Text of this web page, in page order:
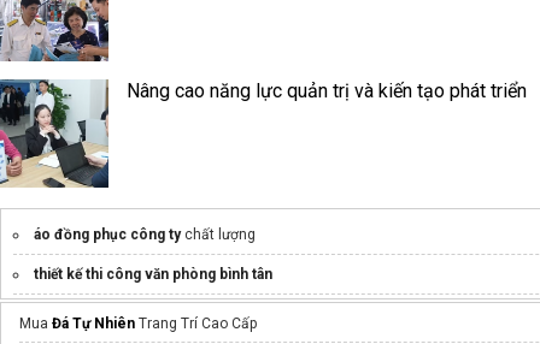
Nâng cao năng lực quản trị và kiến tạo phát triển
áo đồng phục công tychất lượng
thiết kế thi công văn phòng bình tân
Izumi Canaria Nam Long
Mua Đá Tự Nhiên Trang Trí Cao Cấp